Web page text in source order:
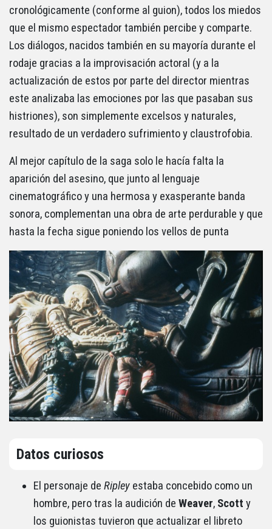
cronológicamente (conforme al guion), todos los miedos
que el mismo espectador también percibe y comparte.
Los diálogos, nacidos también en su mayoría durante el
rodaje gracias a la improvisación actoral (y a la
actualización de estos por parte del director mientras
este analizaba las emociones por las que pasaban sus
histriones), son simplemente excelsos y naturales,
resultado de un verdadero sufrimiento y claustrofobia.
Al mejor capítulo de la saga solo le hacía falta la
aparición del asesino, que junto al lenguaje
cinematográfico y una hermosa y exasperante banda
sonora, complementan una obra de arte perdurable y que
hasta la fecha sigue poniendo los vellos de punta
Datos curiosos
El personaje de Ripley estaba concebido como un
hombre, pero tras la audición de Weaver, Scott y
los guionistas tuvieron que actualizar el libreto